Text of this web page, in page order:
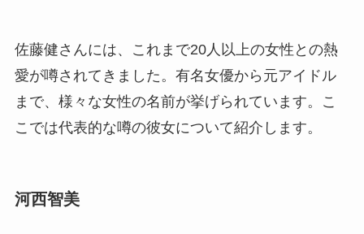
佐藤健さんには、これまで20人以上の女性との熱
愛が噂されてきました。有名女優から元アイドル
まで、様々な女性の名前が挙げられています。こ
こでは代表的な噂の彼女について紹介します。
河西智美